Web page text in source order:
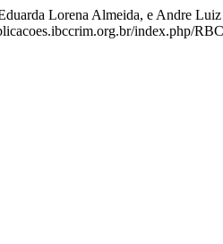
Lorena Almeida, e Andre
index.php/